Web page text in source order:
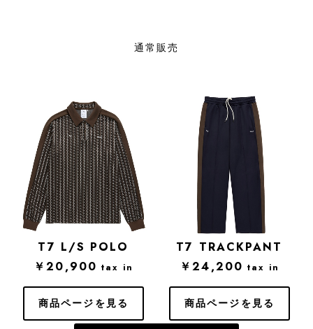
通常販売
T7 L/S POLO
￥20,900 tax in
商品ページを見る
T7 TRACKPANT
￥24,200 tax in
商品ページを見る